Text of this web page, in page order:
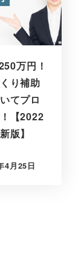
万円！
り補助
てプロ
【2022
版】
4月25日